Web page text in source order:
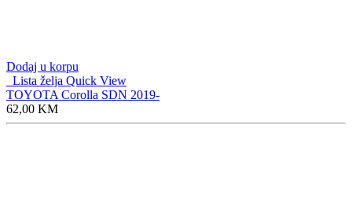
Dodaj u korpu
Lista želja Quick View
TOYOTA Corolla SDN 2019-
62,00 KM